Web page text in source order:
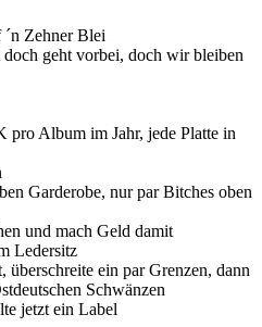
Zehner Blei
geht vorbei, doch wir bleiben
Album im Jahr, jede Platte in
Garderobe, nur par Bitches oben
und mach Geld damit
Ledersitz
ein par Grenzen, dann
Schwänzen
jetzt ein Label